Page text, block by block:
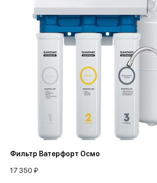
Фильтр Ватерфорт Осмо
17 350 ₽